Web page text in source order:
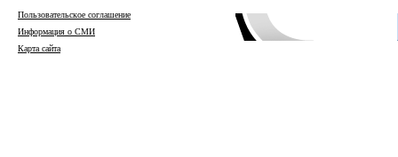
Пользовательское соглашение
Информация о СМИ
Карта сайта